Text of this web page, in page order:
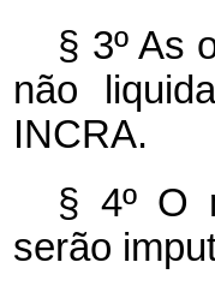
§ 3º As
não
INCRA.
§ 4º O
serão